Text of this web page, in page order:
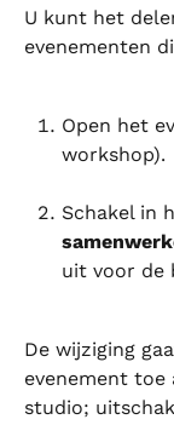
U kunt het
evenementen
Open het
workshop).
Schakel in
uit voor de
De wijziging
evenement toe
studio;